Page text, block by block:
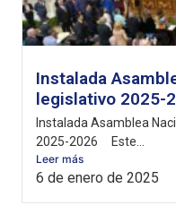
Instalada
legislativo 2025-
Instalada Asamblea
2025-2026 Este...
Leer más
6 de enero de 2025